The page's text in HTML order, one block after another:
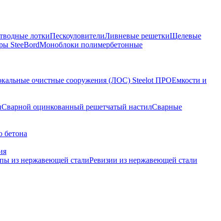
лоткиПескоуловителиЛивневые решеткиЩелевые
SteeBordМоноблоки полимербетонные
очистные сооружения (ЛОС) Steelot ПРОЕмкости и
Сварной оцинкованный решетчатый настилСварные
бетона
из нержавеющей сталиРевизии из нержавеющей стали